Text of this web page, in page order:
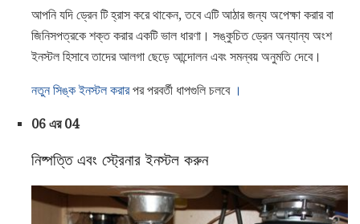
আপনি যদি ড্রেন টি হ্রাস করে থাকেন, তবে এটি আঠার জন্য অপেক্ষা করার বা
জিনিসপত্রকে শক্ত করার একটি ভাল ধারণা। সঙ্কুচিত ড্রেন অন্যান্য অংশ
ইনস্টল হিসাবে তাদের আলগা ছেড়ে আন্দোলন এবং সমন্বয় অনুমতি দেবে।
নতুন সিঙ্ক ইনস্টল করারপর পরবর্তী ধাপগুলি চলবে ।
06 এর 04
নিষ্পত্তি এবং স্ট্রেনার ইনস্টল করুন